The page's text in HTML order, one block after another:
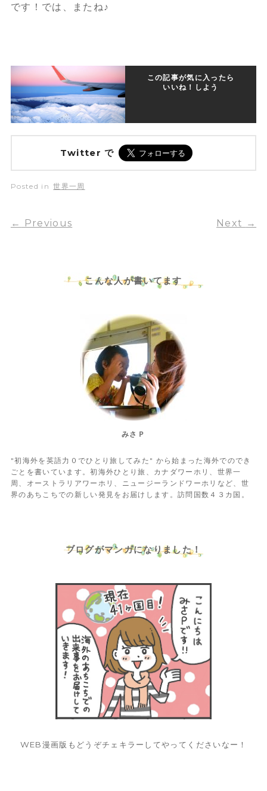
です！では、またね♪
この記事が気に入ったら
いいね！しよう
Twitter で
Posted in 世界一周
← Previous Next →
こんな人が書いてます
みさＰ
"初海外を英語力０でひとり旅してみた" から始まった海外でのでき
ごとを書いています。初海外ひとり旅、カナダワーホリ、世界一
周、オーストラリアワーホリ、ニュージーランドワーホリなど、世
界のあちこちでの新しい発見をお届けします。訪問国数４３カ国。
ブログがマンガになりました！
WEB漫画版もどうぞチェキラーしてやってくださいなー！